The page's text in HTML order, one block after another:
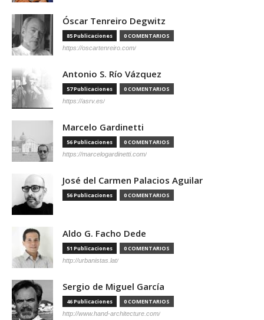
Óscar Tenreiro Degwitz
85 Publicaciones 0 COMENTARIOS
https://oscartenreiro.com/
Antonio S. Río Vázquez
57 Publicaciones 0 COMENTARIOS
https://asrv.es/
Marcelo Gardinetti
56 Publicaciones 0 COMENTARIOS
https://marcelogardinetti.com/
José del Carmen Palacios Aguilar
56 Publicaciones 0 COMENTARIOS
Aldo G. Facho Dede
51 Publicaciones 0 COMENTARIOS
http://urbanistas.lat/
Sergio de Miguel García
46 Publicaciones 0 COMENTARIOS
http://www.hand-architecture.com/